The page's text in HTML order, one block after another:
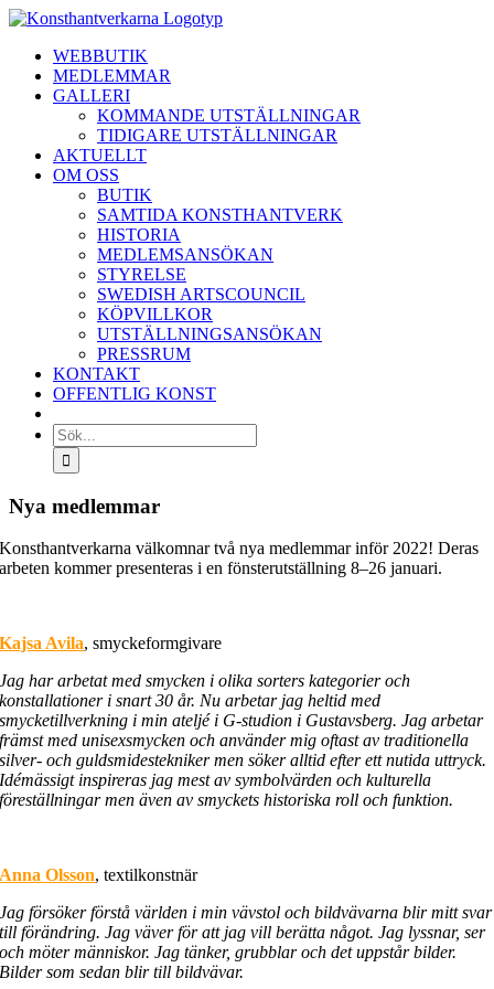
Fortsätt
innehålletWEBBUTIK
MEDLEMMAR
GALLERI
KOMMANDE UTSTÄLLNINGAR
TIDIGARE UTSTÄLLNINGAR
AKTUELLT
OM OSS
BUTIK
SAMTIDA KONSTHANTVERK
HISTORIA
MEDLEMSANSÖKAN
STYRELSE
SWEDISH ARTSCOUNCIL
KÖPVILLKOR
UTSTÄLLNINGSANSÖKAN
PRESSRUM
KONTAKT
OFFENTLIG KONST
Sök
efter:
Nya medlemmar
Konsthantverkarna välkomnar två nya medlemmar inför 2022! Deras
arbeten kommer presenteras i en fönsterutställning 8–26 januari.
Kajsa Avila, smyckeformgivare
Jag har arbetat med smycken i olika sorters kategorier och
konstallationer i snart 30 år. Nu arbetar jag heltid med
smycketillverkning i min ateljé i G-studion i Gustavsberg. Jag arbetar
främst med unisexsmycken och använder mig oftast av traditionella
silver- och guldsmidestekniker men söker alltid efter ett nutida uttryck.
Idémässigt inspireras jag mest av symbolvärden och kulturella
föreställningar men även av smyckets historiska roll och funktion.
Anna Olsson, textilkonstnär
Jag försöker förstå världen i min vävstol och bildvävarna blir mitt svar
till förändring. Jag väver för att jag vill berätta något. Jag lyssnar, ser
och möter människor. Jag tänker, grubblar och det uppstår bilder.
Bilder som sedan blir till bildvävar.